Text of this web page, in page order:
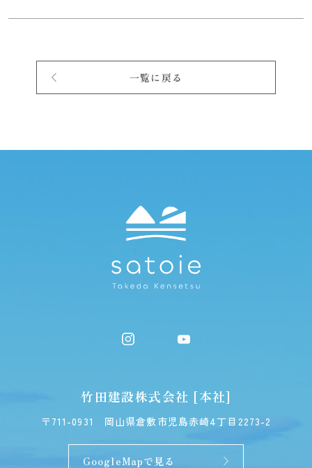
一覧に戻る
竹田建設株式会社 [本社]
〒711-0931 岡山県倉敷市児島赤崎4丁目2273-2
GoogleMapで見る